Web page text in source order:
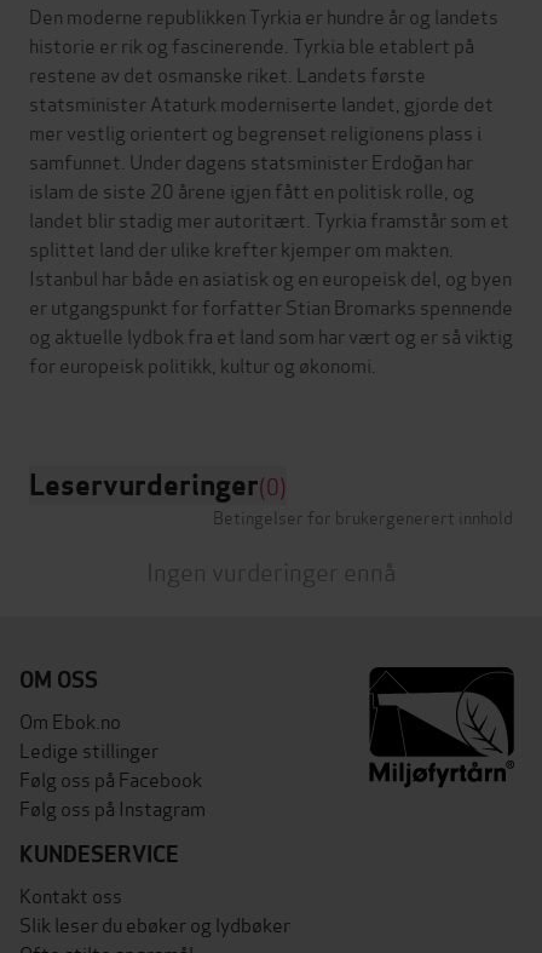
Den moderne republikken Tyrkia er hundre år og landets
historie er rik og fascinerende. Tyrkia ble etablert på
restene av det osmanske riket. Landets første
statsminister Ataturk moderniserte landet, gjorde det
mer vestlig orientert og begrenset religionens plass i
samfunnet. Under dagens statsminister Erdoğan har
islam de siste 20 årene igjen fått en politisk rolle, og
landet blir stadig mer autoritært. Tyrkia framstår som et
splittet land der ulike krefter kjemper om makten.
Istanbul har både en asiatisk og en europeisk del, og byen
er utgangspunkt for forfatter Stian Bromarks spennende
og aktuelle lydbok fra et land som har vært og er så viktig
for europeisk politikk, kultur og økonomi.
Leservurderinger(0)
Betingelser for brukergenerert innhold
Ingen vurderinger ennå
OM OSS
Om Ebok.no
Ledige stillinger
Følg oss på Facebook
Følg oss på Instagram
KUNDESERVICE
Kontakt oss
Slik leser du ebøker og lydbøker